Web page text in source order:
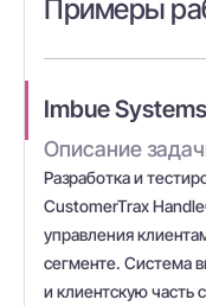
Примеры
Imbue Systems
Описание
Разработка и
CustomerTrax
управления
сегменте. Система
и клиентскую часть